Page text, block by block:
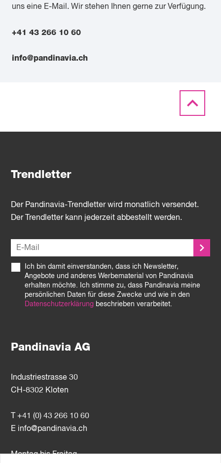
uns eine E-Mail. Wir stehen Ihnen gerne zur Verfügung.
+41 43 266 10 60
info@pandinavia.ch
Pandinavia AG
Industriestrasse 30
CH-8302 Kloten
T +41 (0) 43 266 10 60
E info@pandinavia.ch
Montag bis Freitag
Trendletter
Der Pandinavia-Trendletter wird monatlich versendet.
Der Trendletter kann jederzeit abbestellt werden.
Ich bin damit einverstanden, dass ich Newsletter,
Angebote und anderes Werbematerial von Pandinavia
erhalten möchte. Ich stimme zu, dass Pandinavia meine
persönlichen Daten für diese Zwecke und wie in den
Datenschutzerklärung beschrieben verarbeitet.